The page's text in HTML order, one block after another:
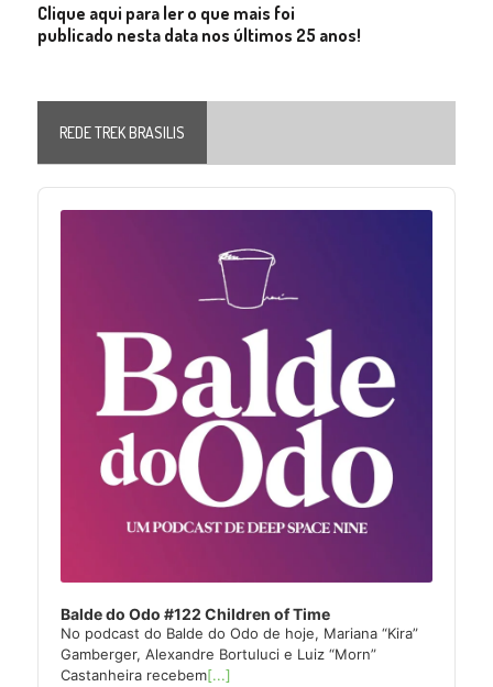
Clique aqui para ler o que mais foi
publicado nesta data nos últimos 25 anos!
REDE TREK BRASILIS
Audio
Player
Balde do Odo #122 Children of Time
No podcast do Balde do Odo de hoje, Mariana “Kira”
Gamberger, Alexandre Bortuluci e Luiz “Morn”
Castanheira recebem[...]